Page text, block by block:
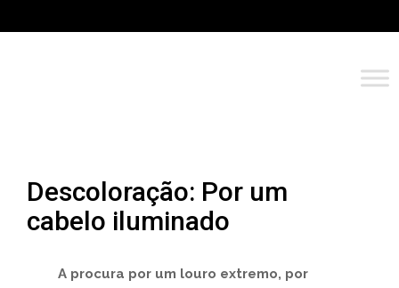
Descoloração: Por um
cabelo iluminado
A procura por um louro extremo, por